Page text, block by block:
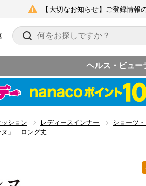
【大切なお知らせ】ご登録情報
ヘルス・ビュー
ション レディースインナー
ショーツ
ヌ」 ロング丈